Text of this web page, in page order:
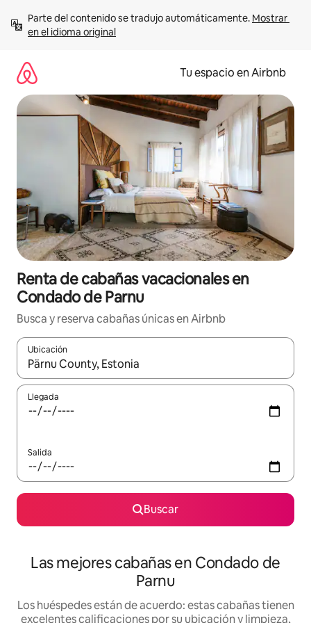
contenido
Parte del contenido se tradujo automáticamente. Mostrar
en el idioma original
Tu espacio en Airbnb
Renta de cabañas vacacionales en
Condado de Parnu
Busca y reserva cabañas únicas en Airbnb
Ubicación
Cuando los resultados estén disponibles, podrás navegar
Llegada
Salida
Buscar
Las mejores cabañas en Condado de
Parnu
Los huéspedes están de acuerdo: estas cabañas tienen
excelentes calificaciones por su ubicación y limpieza,